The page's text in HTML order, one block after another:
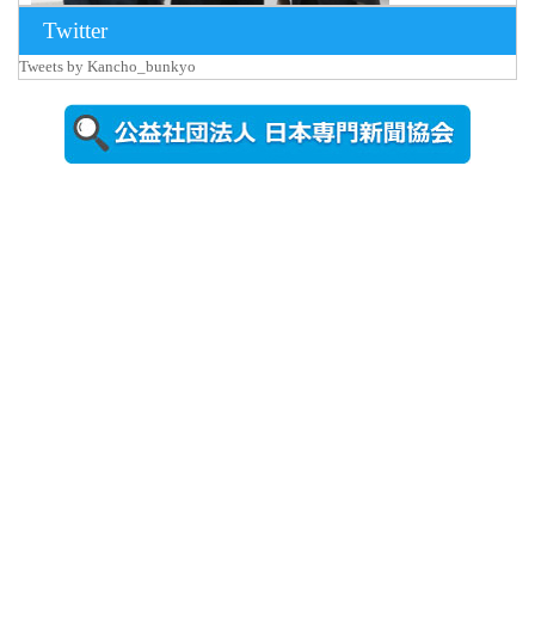
2026年8月5日
更新
農工大で大
Twitter
Tweets by Kancho_bunkyo